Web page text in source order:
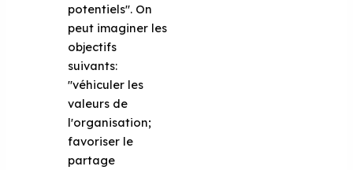
potentiels". On
peut imaginer les
objectifs
suivants:
"véhiculer les
valeurs de
l'organisation;
favoriser le
partage